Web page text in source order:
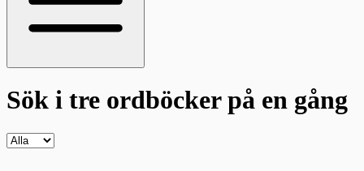
Sök i tre ordböckerpå en gång